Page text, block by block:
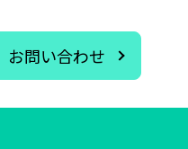
お問い合わせ